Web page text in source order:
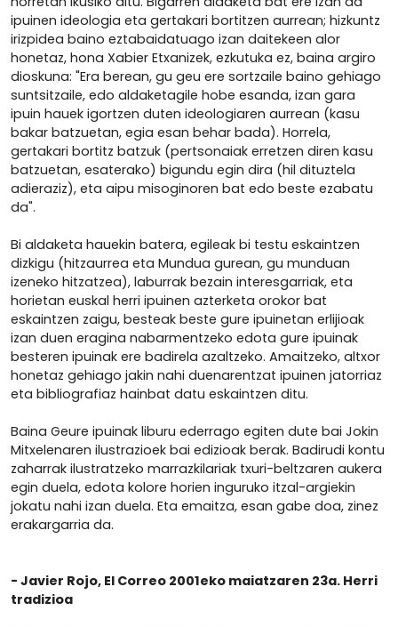
ipuinen ideologia eta gertakari bortitzen aurrean; hizkuntz
irizpidea baino eztabaidatuago izan daitekeen alor
honetaz, hona Xabier Etxanizek, ezkutuka ez, baina argiro
dioskuna: "Era berean, gu geu ere sortzaile baino gehiago
suntsitzaile, edo aldaketagile hobe esanda, izan gara
ipuin hauek igortzen duten ideologiaren aurrean (kasu
bakar batzuetan, egia esan behar bada). Horrela,
gertakari bortitz batzuk (pertsonaiak erretzen diren kasu
batzuetan, esaterako) bigundu egin dira (hil dituztela
adieraziz), eta aipu misoginoren bat edo beste ezabatu
da".
Bi aldaketa hauekin batera, egileak bi testu eskaintzen
dizkigu (hitzaurrea eta Mundua gurean, gu munduan
izeneko hitzatzea), laburrak bezain interesgarriak, eta
horietan euskal herri ipuinen azterketa orokor bat
eskaintzen zaigu, besteak beste gure ipuinetan erlijioak
izan duen eragina nabarmentzeko edota gure ipuinak
besteren ipuinak ere badirela azaltzeko. Amaitzeko, altxor
honetaz gehiago jakin nahi duenarentzat ipuinen jatorriaz
eta bibliografiaz hainbat datu eskaintzen ditu.
Baina Geure ipuinak liburu ederrago egiten dute bai Jokin
Mitxelenaren ilustrazioek bai edizioak berak. Badirudi kontu
zaharrak ilustratzeko marrazkilariak txuri-beltzaren aukera
egin duela, edota kolore horien inguruko itzal-argiekin
jokatu nahi izan duela. Eta emaitza, esan gabe doa, zinez
erakargarria da.
- Javier Rojo, El Correo 2001eko maiatzaren 23a. Herri
tradizioa